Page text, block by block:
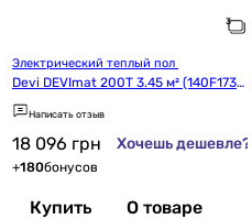
Devi DEVImat 200T 3.45 м² (140F173
6)
Написать отзыв
18 096 грн Хочешь дешевле?
+180бонусов
Купить О товаре